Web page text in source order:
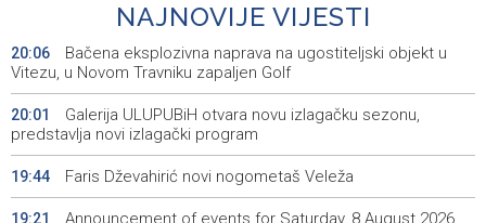
NAJNOVIJE VIJESTI
20:06
Bačena eksplozivna naprava na ugostiteljski objekt u
Vitezu, u Novom Travniku zapaljen Golf
20:01
Galerija ULUPUBiH otvara novu izlagačku sezonu,
predstavlja novi izlagački program
19:44 Faris Dževahirić novi nogometaš Veleža
19:21